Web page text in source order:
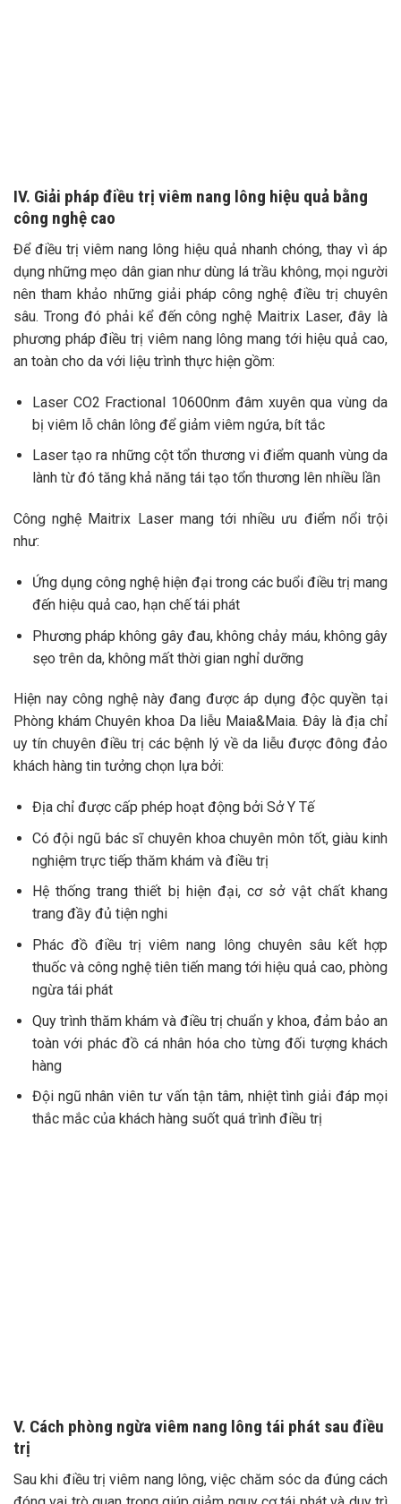
IV. Giải pháp điều trị viêm nang lông hiệu quả bằng
công nghệ cao
Để điều trị viêm nang lông hiệu quả nhanh chóng, thay vì áp
dụng những mẹo dân gian như dùng lá trầu không, mọi người
nên tham khảo những giải pháp công nghệ điều trị chuyên
sâu. Trong đó phải kể đến công nghệ Maitrix Laser, đây là
phương pháp điều trị viêm nang lông mang tới hiệu quả cao,
an toàn cho da với liệu trình thực hiện gồm:
Laser CO2 Fractional 10600nm đâm xuyên qua vùng da
bị viêm lỗ chân lông để giảm viêm ngứa, bít tắc
Laser tạo ra những cột tổn thương vi điểm quanh vùng da
lành từ đó tăng khả năng tái tạo tổn thương lên nhiều lần
Công nghệ Maitrix Laser mang tới nhiều ưu điểm nổi trội
như:
Ứng dụng công nghệ hiện đại trong các buổi điều trị mang
đến hiệu quả cao, hạn chế tái phát
Phương pháp không gây đau, không chảy máu, không gây
sẹo trên da, không mất thời gian nghỉ dưỡng
Hiện nay công nghệ này đang được áp dụng độc quyền tại
Phòng khám Chuyên khoa Da liễu Maia&Maia. Đây là địa chỉ
uy tín chuyên điều trị các bệnh lý về da liễu được đông đảo
khách hàng tin tưởng chọn lựa bởi:
Địa chỉ được cấp phép hoạt động bởi Sở Y Tế
Có đội ngũ bác sĩ chuyên khoa chuyên môn tốt, giàu kinh
nghiệm trực tiếp thăm khám và điều trị
Hệ thống trang thiết bị hiện đại, cơ sở vật chất khang
trang đầy đủ tiện nghi
Phác đồ điều trị viêm nang lông chuyên sâu kết hợp
thuốc và công nghệ tiên tiến mang tới hiệu quả cao, phòng
ngừa tái phát
Quy trình thăm khám và điều trị chuẩn y khoa, đảm bảo an
toàn với phác đồ cá nhân hóa cho từng đối tượng khách
hàng
Đội ngũ nhân viên tư vấn tận tâm, nhiệt tình giải đáp mọi
thắc mắc của khách hàng suốt quá trình điều trị
V. Cách phòng ngừa viêm nang lông tái phát sau điều
trị
Sau khi điều trị viêm nang lông, việc chăm sóc da đúng cách